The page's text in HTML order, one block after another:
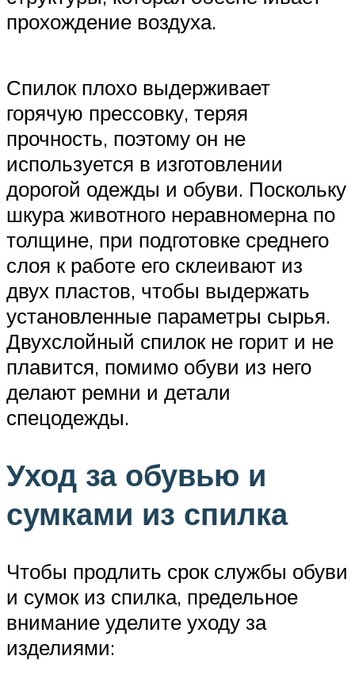
прохождение воздуха.
Спилок плохо выдерживает
горячую прессовку, теряя
прочность, поэтому он не
используется в изготовлении
дорогой одежды и обуви. Поскольку
шкура животного неравномерна по
толщине, при подготовке среднего
слоя к работе его склеивают из
двух пластов, чтобы выдержать
установленные параметры сырья.
Двухслойный спилок не горит и не
плавится, помимо обуви из него
делают ремни и детали
спецодежды.
Уход за обувью и
сумками из спилка
Чтобы продлить срок службы обуви
и сумок из спилка, предельное
внимание уделите уходу за
изделиями: